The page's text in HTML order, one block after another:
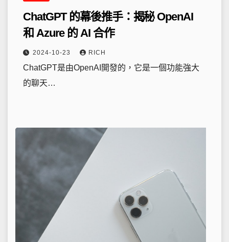
ChatGPT 的幕後推手：揭秘 OpenAI
和 Azure 的 AI 合作
2024-10-23 RICH
ChatGPT是由OpenAI開發的，它是一個功能強大
的聊天…